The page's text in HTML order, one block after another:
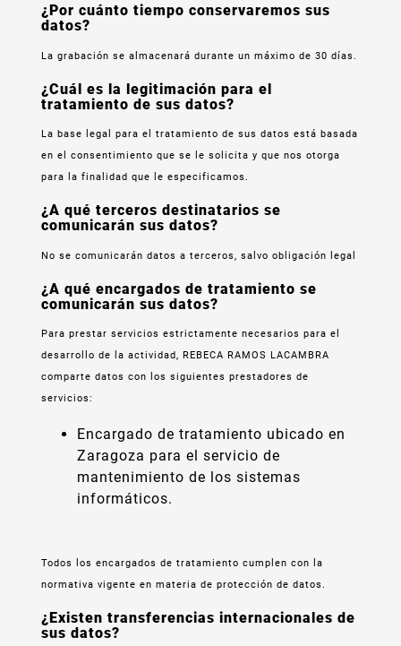
¿Por cuánto tiempo conservaremos sus
datos?
La grabación se almacenará durante un máximo de 30 días.
¿Cuál es la legitimación para el
tratamiento de sus datos?
La base legal para el tratamiento de sus datos está basada
en el consentimiento que se le solicita y que nos otorga
para la finalidad que le especificamos.
¿A qué terceros destinatarios se
comunicarán sus datos?
No se comunicarán datos a terceros, salvo obligación legal
¿A qué encargados de tratamiento se
comunicarán sus datos?
Para prestar servicios estrictamente necesarios para el
desarrollo de la actividad, REBECA RAMOS LACAMBRA
comparte datos con los siguientes prestadores de
servicios:
Encargado de tratamiento ubicado en
Zaragoza para el servicio de
mantenimiento de los sistemas
informáticos.
Todos los encargados de tratamiento cumplen con la
normativa vigente en materia de protección de datos.
¿Existen transferencias internacionales de
sus datos?